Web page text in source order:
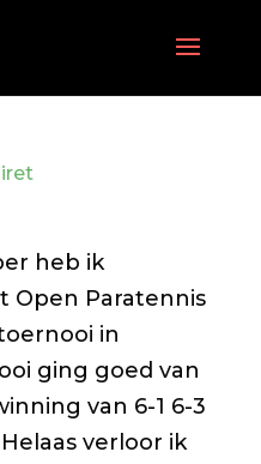
heb ik
Open Paratennis
in
ging goed van
van 6-1 6-3
verloor ik